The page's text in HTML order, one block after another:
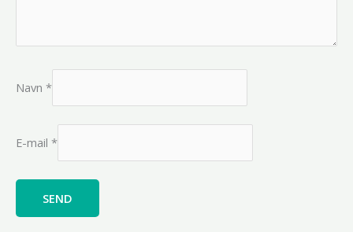
Navn *
E-mail *